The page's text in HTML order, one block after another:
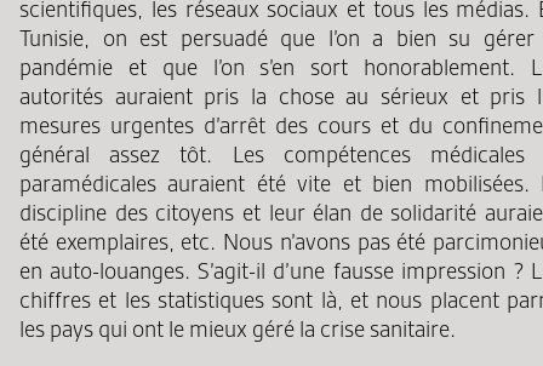
scientifiques, les réseaux sociaux et tous les médias.
Tunisie, on est persuadé que l’on a bien su gérer
pandémie et que l’on s’en sort honorablement.
autorités auraient pris la chose au sérieux et pris
mesures urgentes d’arrêt des cours et du
général assez tôt. Les compétences médicales
paramédicales auraient été vite et bien mobilisées.
discipline des citoyens et leur élan de solidarité
été exemplaires, etc. Nous n’avons pas été
en auto-louanges. S’agit-il d’une fausse impression ?
chiffres et les statistiques sont là, et nous placent
les pays qui ont le mieux géré la crise sanitaire.